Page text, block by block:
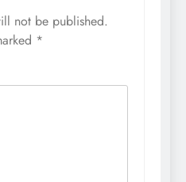
not be published.
*